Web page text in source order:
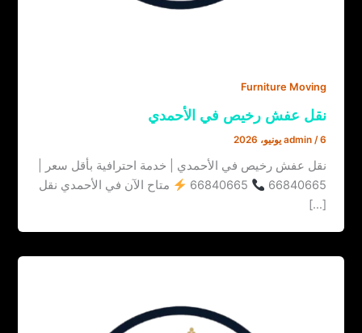
Furniture Moving
نقل عفش رخيص في الأحمدي
admin /6 يونيو، 2026
نقل عفش رخيص في الأحمدي | خدمة احترافية بأقل سعر |
66840665
متاح الآن في الأحمدي نقل
[…]